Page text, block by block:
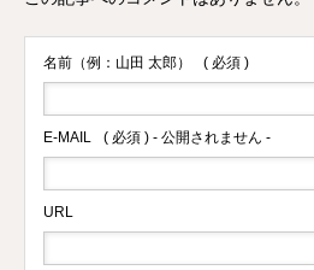
名前（例：山田 太郎） ( 必須 )
E-MAIL ( 必須 ) - 公開されません -
URL